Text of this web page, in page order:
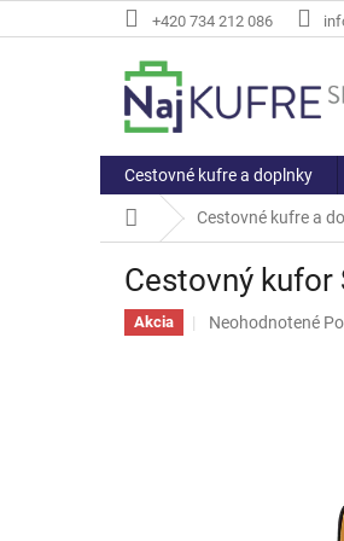
na
+420 734 212 086
Cestovné kufre a doplnky
DomovCestovné kufre a
Cestovný kufor
Akcia
Priemerné
Neohodnotené